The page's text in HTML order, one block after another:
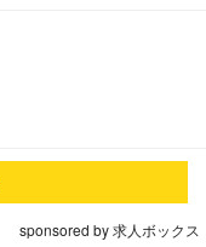
sponsored by 求人ボックス